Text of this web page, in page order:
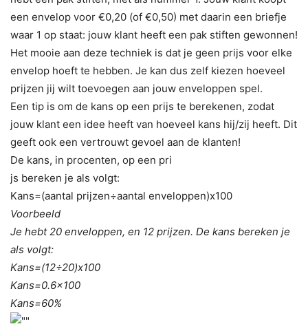
een envelop voor €0,20 (of €0,50) met daarin een briefje
waar 1 op staat: jouw klant heeft een pak stiften gewonnen!
Het mooie aan deze techniek is dat je geen prijs voor elke
envelop hoeft te hebben. Je kan dus zelf kiezen hoeveel
prijzen jij wilt toevoegen aan jouw enveloppen spel.
Een tip is om de kans op een prijs te berekenen, zodat
jouw klant een idee heeft van hoeveel kans hij/zij heeft. Dit
geeft ook een vertrouwt gevoel aan de klanten!
De kans, in procenten, op een pri
js bereken je als volgt:
Kans=(aantal prijzen÷aantal enveloppen)x100
Voorbeeld
Je hebt 20 enveloppen, en 12 prijzen. De kans bereken je
als volgt:
Kans=(12÷20)x100
Kans=0.6×100
Kans=60%